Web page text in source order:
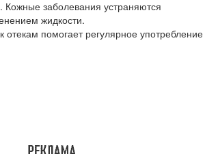
Кожные заболевания устраняются
жидкости.
отекам помогает регулярное употребление